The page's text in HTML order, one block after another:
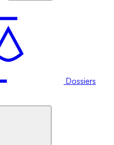
Dossiers